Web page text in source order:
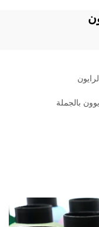
بالجملة